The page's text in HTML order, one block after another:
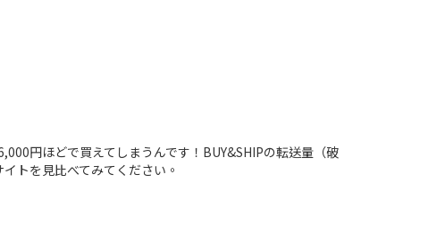
円ほどで買えてしまうんです！BUY&SHIPの転送量（破
トを見比べてみてください。